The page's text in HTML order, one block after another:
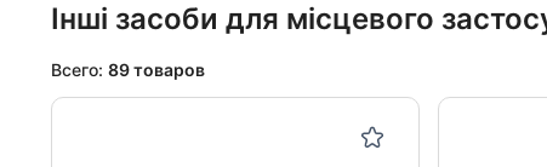
Інші засоби для місцевого
Всего: 89 товаров